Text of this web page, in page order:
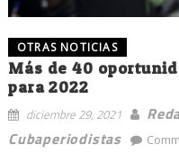
OTRAS NOTICIAS
Más de 40
para 2022
diciembre 29, 2021
Cubaperiodistas